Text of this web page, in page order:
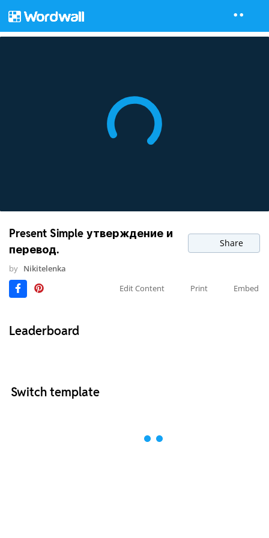
Present Simple утверждение и
перевод.
Share
by Nikitelenka
Edit Content
Print Embed
Leaderboard
Switch template